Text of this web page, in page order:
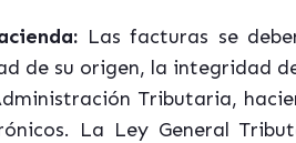
Las facturas se
de su origen, la integridad
Tributaria,
La Ley General